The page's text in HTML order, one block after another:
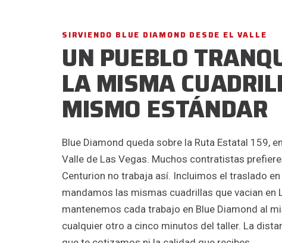
SIRVIENDO BLUE DIAMOND DESDE EL VALLE
UN PUEBLO
LA MISMA
MISMO ESTÁNDAR
Blue Diamond queda sobre la Ruta Estatal 159,
Valle de Las Vegas. Muchos contratistas
Centurion no trabaja así. Incluimos el traslado
mandamos las mismas cuadrillas que vacian en
mantenemos cada trabajo en Blue Diamond al
cualquier otro a cinco minutos del taller. La